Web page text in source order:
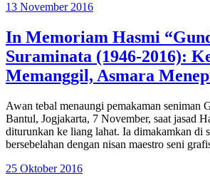
13 November 2016
In Memoriam Hasmi
Suraminata (1946-2016):
Memanggil, Asmara
Awan tebal menaungi pemakaman seniman
Bantul, Jogjakarta, 7 November, saat jasad
diturunkan ke liang lahat. Ia dimakamkan di
bersebelahan dengan nisan maestro seni
25 Oktober 2016